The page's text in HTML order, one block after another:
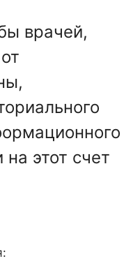
врачей,
этот счет